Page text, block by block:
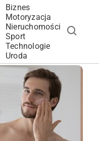
Biznes
Motoryzacja
Nieruchomości
Sport
Technologie
Uroda